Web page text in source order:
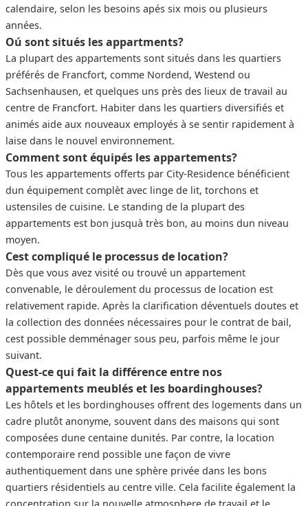
calendaire, selon les besoins apés six mois ou plusieurs
années.
Oú sont situés les appartments?
La plupart des appartements sont situés dans les quartiers
préférés de Francfort, comme Nordend, Westend ou
Sachsenhausen, et quelques uns près des lieux de travail au
centre de Francfort. Habiter dans les quartiers diversifiés et
animés aide aux nouveaux employés à se sentir rapidement à
laise dans le nouvel environnement.
Comment sont équipés les appartements?
Tous les appartements offerts par City-Residence bénéficient
dun équipement complèt avec linge de lit, torchons et
ustensiles de cuisine. Le standing de la plupart des
appartements est bon jusquà très bon, au moins dun niveau
moyen.
Cest compliqué le processus de location?
Dès que vous avez visité ou trouvé un appartement
convenable, le déroulement du processus de location est
relativement rapide. Après la clarification déventuels doutes et
la collection des données nécessaires pour le contrat de bail,
cest possible demménager sous peu, parfois même le jour
suivant.
Quest-ce qui fait la différence entre nos
appartements meublés et les boardinghouses?
Les hôtels et les bordinghouses offrent des logements dans un
cadre plutôt anonyme, souvent dans des maisons qui sont
composées dune centaine dunités. Par contre, la location
contemporaire rend possible une façon de vivre
authentiquement dans une sphère privée dans les bons
quartiers résidentiels au centre ville. Cela facilite également la